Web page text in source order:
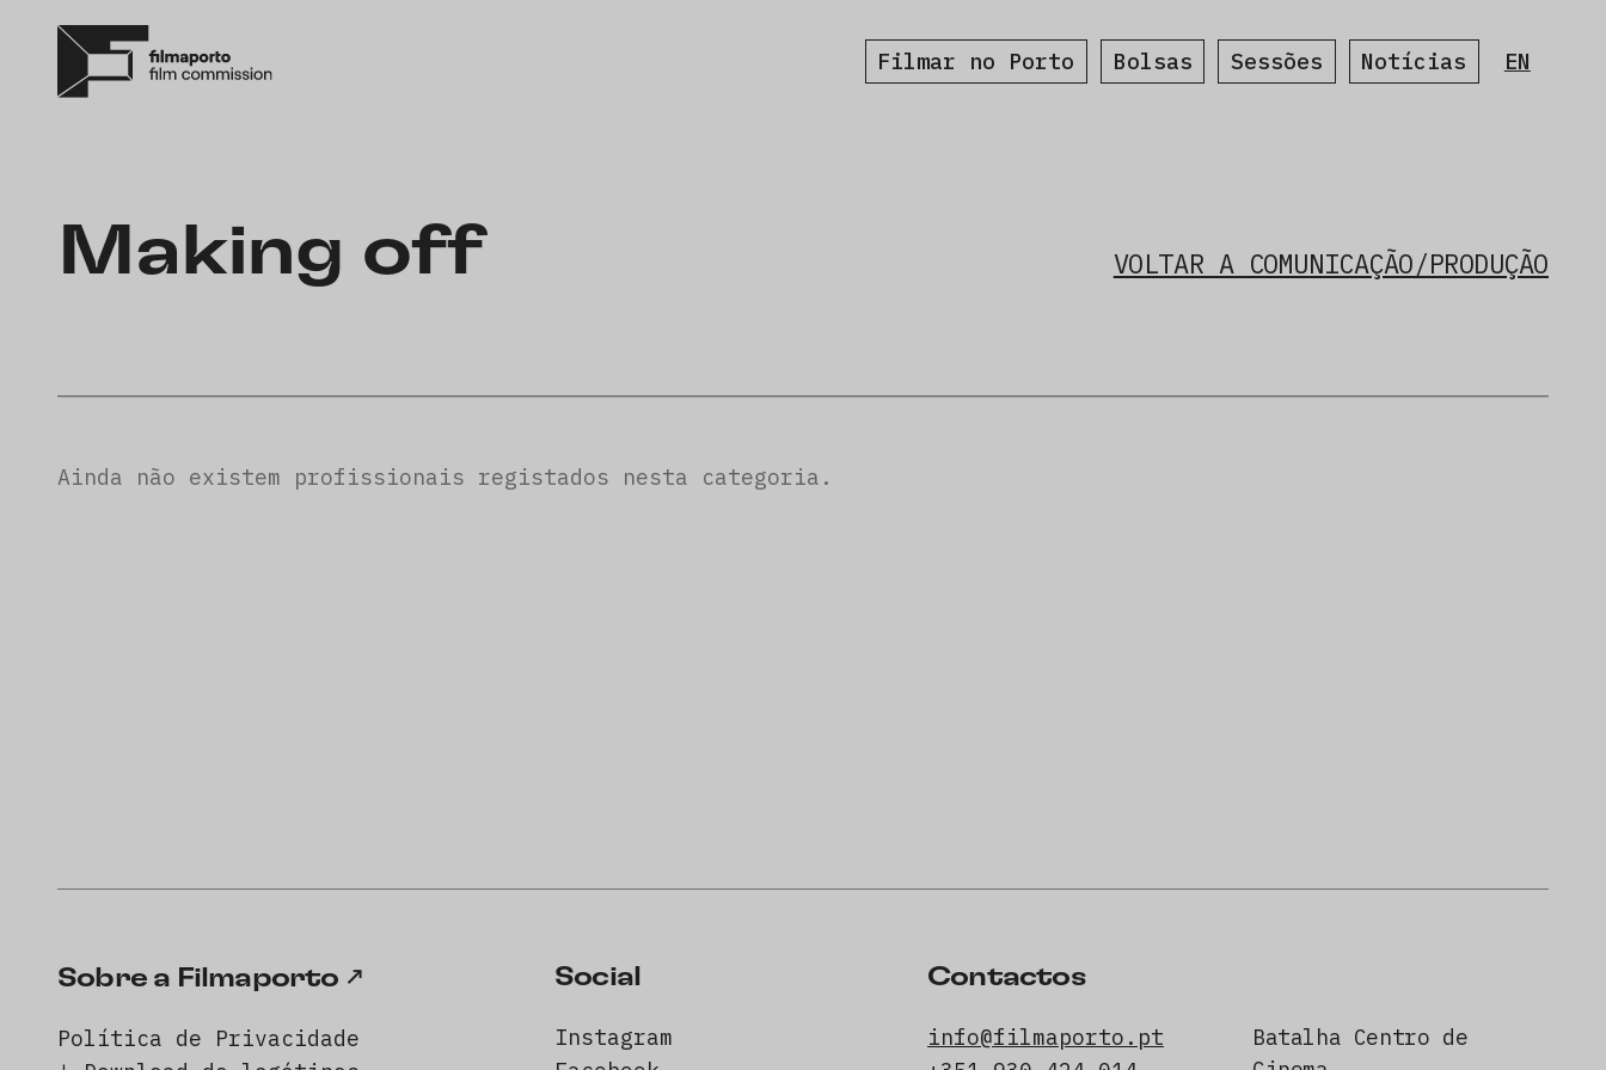
Filmar no Porto Bolsas Sessões Notícias EN
Making off VOLTAR A COMUNICAÇÃO/PRODUÇÃO
Ainda não existem profissionais registados nesta categoria.
Sobre a Filmaporto
Política de Privacidade
Social
Instagram
Contactos
info@filmaporto.pt
Batalha Centro de